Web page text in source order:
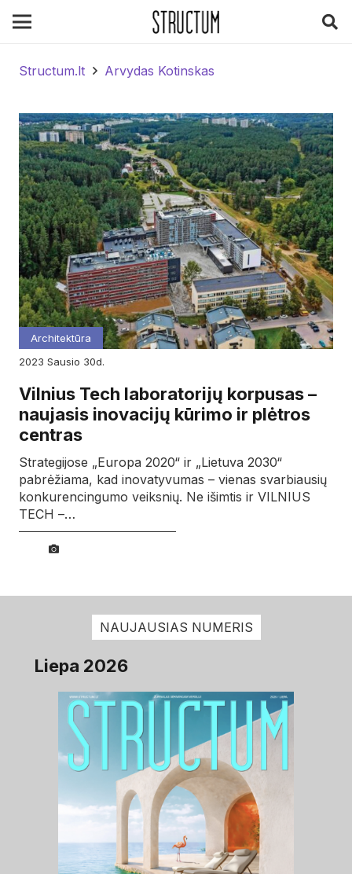
Structum.lt Arvydas Kotinskas
Architektūra
2023
sausio 30d.
Vilnius Tech laboratorijų korpusas –
naujasis inovacijų kūrimo ir plėtros
centras
Strategijose „Europa 2020“ ir „Lietuva 2030“
pabrėžiama, kad inovatyvumas – vienas svarbiausių
konkurencingumo veiksnių. Ne išimtis ir VILNIUS
TECH –…
NAUJAUSIAS NUMERIS
Liepa 2026